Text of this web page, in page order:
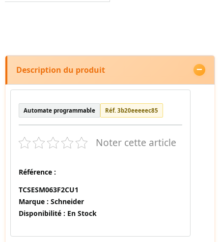
Description du produit
Automate programmable Réf. 3b20eeeeec85
Noter cette article
Référence :
TCSESM063F2CU1
Marque : Schneider
Disponibilité : En Stock